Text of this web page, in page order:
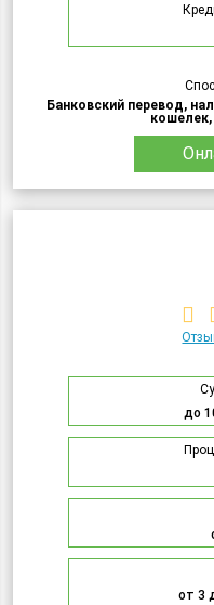
Банковский перевод,
до
от 3